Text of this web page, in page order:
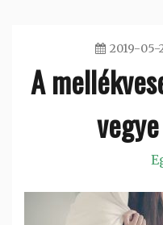
2019-05-
A